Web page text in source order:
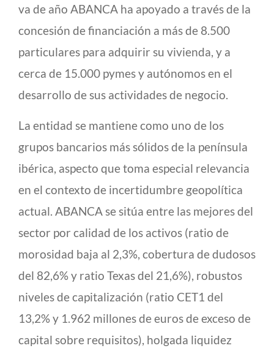
va de año ABANCA ha apoyado a través de la
concesión de financiación a más de 8.500
particulares para adquirir su vivienda, y a
cerca de 15.000 pymes y autónomos en el
desarrollo de sus actividades de negocio.
La entidad se mantiene como uno de los
grupos bancarios más sólidos de la península
ibérica, aspecto que toma especial relevancia
en el contexto de incertidumbre geopolítica
actual. ABANCA se sitúa entre las mejores del
sector por calidad de los activos (ratio de
morosidad baja al 2,3%, cobertura de dudosos
del 82,6% y ratio Texas del 21,6%), robustos
niveles de capitalización (ratio CET1 del
13,2% y 1.962 millones de euros de exceso de
capital sobre requisitos), holgada liquidez